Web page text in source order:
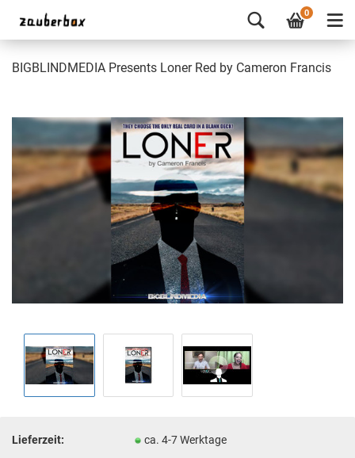
0
BIGBLINDMEDIA Presents Loner Red by Cameron Francis
Lieferzeit: ca. 4-7 Werktage